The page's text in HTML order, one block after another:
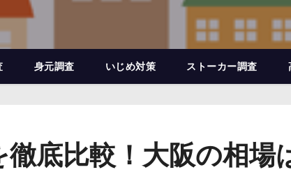
身元調査 いじめ対策 ストーカー調査
底比較！大阪の相場